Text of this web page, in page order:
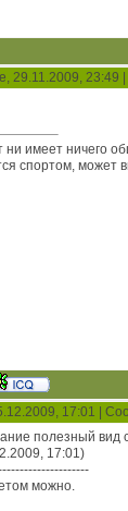
29.11.2009,
имеет ничего
спортом, может
17:01 |
полезный вид
17:01)
можно.